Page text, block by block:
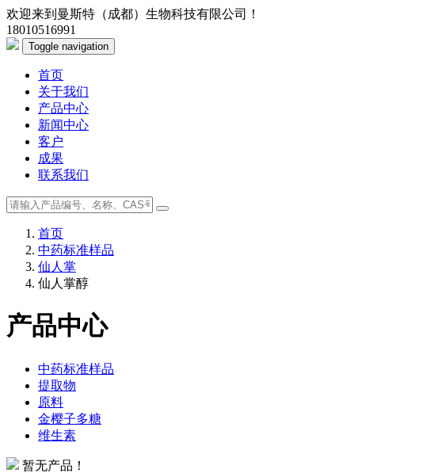
欢迎来到曼斯特（成都）生物科技有限公司！
18010516991
Toggle navigation
首页
关于我们
产品中心
新闻中心
客户
成果
联系我们
首页
中药标准样品
仙人掌
仙人掌醇
产品中心
中药标准样品
提取物
原料
金樱子多糖
维生素
暂无产品！